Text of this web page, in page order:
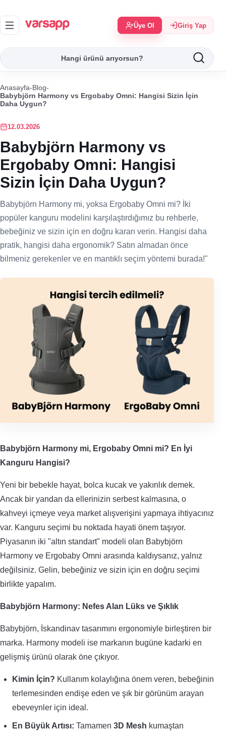
Üye Ol Giriş Yap
Anasayfa-Blog-
Babybjörn Harmony vs Ergobaby Omni: Hangisi Sizin İçin
Daha Uygun?
12.03.2026
Babybjörn Harmony vs
Ergobaby Omni: Hangisi
Sizin İçin Daha Uygun?
Babybjörn Harmony mi, yoksa Ergobaby Omni mi? İki
popüler kanguru modelini karşılaştırdığımız bu rehberle,
bebeğiniz ve sizin için en doğru kararı verin. Hangisi daha
pratik, hangisi daha ergonomik? Satın almadan önce
bilmeniz gerekenler ve en mantıklı seçim yöntemi burada!"
Babybjörn Harmony mi, Ergobaby Omni mi? En İyi
Kanguru Hangisi?
Yeni bir bebekle hayat, bolca kucak ve yakınlık demek.
Ancak bir yandan da ellerinizin serbest kalmasına, o
kahveyi içmeye veya market alışverişini yapmaya ihtiyacınız
var. Kanguru seçimi bu noktada hayati önem taşıyor.
Piyasanın iki "altın standart" modeli olan Babybjörn
Harmony ve Ergobaby Omni arasında kaldıysanız, yalnız
değilsiniz. Gelin, bebeğiniz ve sizin için en doğru seçimi
birlikte yapalım.
Babybjörn Harmony: Nefes Alan Lüks ve Şıklık
Babybjörn, İskandinav tasarımını ergonomiyle birleştiren bir
marka. Harmony modeli ise markanın bugüne kadarki en
gelişmiş ürünü olarak öne çıkıyor.
Kimin İçin? Kullanım kolaylığına önem veren, bebeğinin
terlemesinden endişe eden ve şık bir görünüm arayan
ebeveynler için ideal.
En Büyük Artısı: Tamamen 3D Mesh kumaştan